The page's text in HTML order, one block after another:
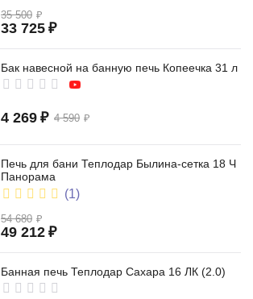
35 500 ₽
33 725 ₽
Бак навесной на банную печь Копеечка 31 л
4 590 ₽
4 269 ₽
Печь для бани Теплодар Былина-сетка 18 Ч
Панорама
(1)
54 680 ₽
49 212 ₽
Банная печь Теплодар Сахара 16 ЛК (2.0)